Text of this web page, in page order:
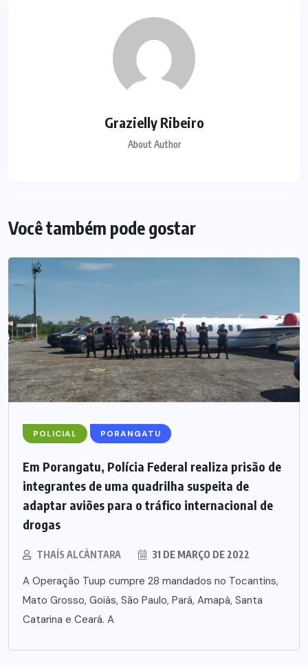
Grazielly Ribeiro
About Author
Você também pode gostar
POLICIAL PORANGATU
Em Porangatu, Polícia Federal realiza prisão de
integrantes de uma quadrilha suspeita de
adaptar aviões para o tráfico internacional de
drogas
THAÍS ALCÂNTARA 31 DE MARÇO DE 2022
A Operação Tuup cumpre 28 mandados no Tocantins,
Mato Grosso, Goiás, São Paulo, Pará, Amapá, Santa
Catarina e Ceará. A